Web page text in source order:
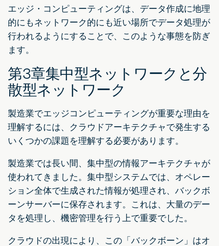
エッジ・コンピューティングは、データ作成に地理
的にもネットワーク的にも近い場所でデータ処理が
行われるようにすることで、このような事態を防ぎ
ます。
第3章集中型ネットワークと分
散型ネットワーク
製造業でエッジコンピューティングが重要な理由を
理解するには、クラウドアーキテクチャで発生する
いくつかの課題を理解する必要があります。
製造業では長い間、集中型の情報アーキテクチャが
使われてきました。集中型システムでは、オペレー
ション全体で生成された情報が処理され、バックボ
ーンサーバーに保存されます。これは、大量のデー
タを処理し、機密管理を行う上で重要でした。
クラウドの出現により、この「バックボーン」はオ